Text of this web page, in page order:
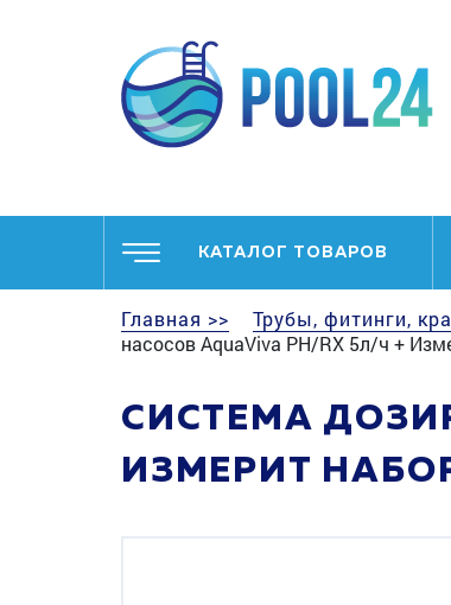
КАТАЛОГ ТОВАРОВ
Главная >> Трубы, фитинги,
насосов AquaViva PH/RX 5л/ч +
СИСТЕМА
ИЗМЕРИТ